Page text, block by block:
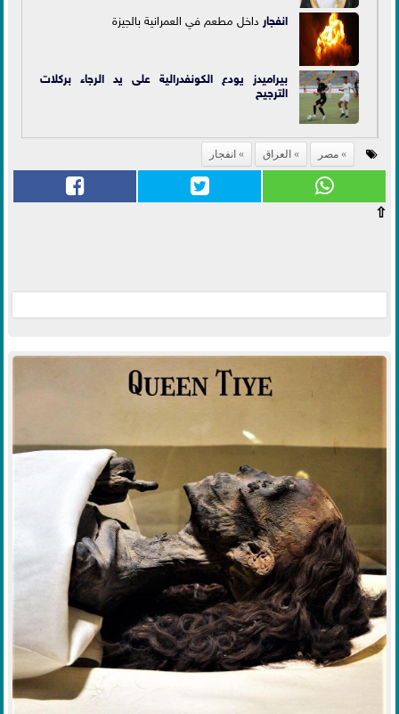
انفجار داخل مطعم في العمرانية بالجيزة
بيراميدز يودع الكونفدرالية على يد الرجاء بركلات
الترجيح
مصر العراق انفجار
⇧